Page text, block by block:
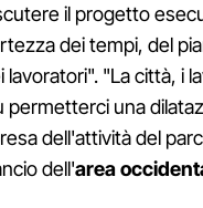
il progetto
dei tempi, del
lavoratori". "La città, i
permetterci una
dell'attività del
dell'area